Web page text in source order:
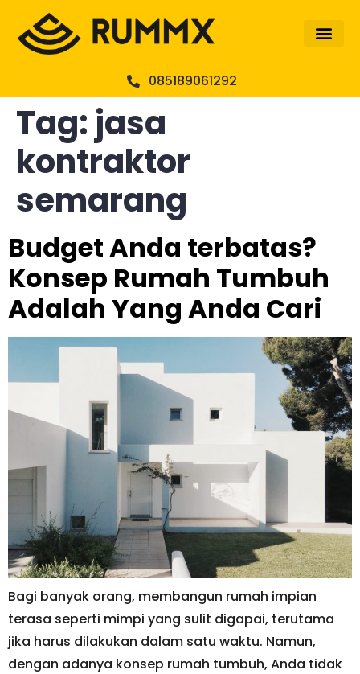
085189061292
Tag: jasa
kontraktor
semarang
Budget Anda terbatas?
Konsep Rumah Tumbuh
Adalah Yang Anda Cari
Bagi banyak orang, membangun rumah impian
terasa seperti mimpi yang sulit digapai, terutama
jika harus dilakukan dalam satu waktu. Namun,
dengan adanya konsep rumah tumbuh, Anda tidak